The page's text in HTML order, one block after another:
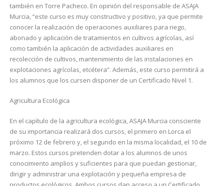
también en Torre Pacheco. En opinión del responsable de ASAJA
Murcia, “este curso es muy constructivo y positivo, ya que permite
conocer la realización de operaciones auxiliares para riego,
abonado y aplicación de tratamientos en cultivos agrícolas, así
como también la aplicación de actividades auxiliares en
recolección de cultivos, mantenimiento de las instalaciones en
explotaciones agrícolas, etcétera”. Además, este curso permitirá a
los alumnos que los cursen disponer de un Certificado Nivel 1.
Agricultura Ecológica
En el capítulo de la agricultura ecológica, ASAJA Murcia consciente
de su importancia realizará dos cursos, el primero en Lorca el
próximo 12 de febrero y, el segundo en la misma localidad, el 10 de
marzo. Estos cursos pretenden dotar a los alumnos de unos
conocimiento amplios y suficientes para que puedan gestionar,
dirigir y administrar una explotación y pequeña empresa de